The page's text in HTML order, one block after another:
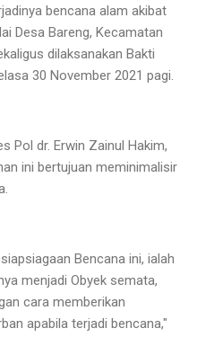
bencana alam akibat
Desa Bareng, Kecamatan
dilaksanakan Bakti
30 November 2021 pagi.
Pol dr. Erwin Zainul Hakim,
ini bertujuan meminimalisir
Bencana ini, ialah
menjadi Obyek semata,
cara memberikan
apabila terjadi bencana,"